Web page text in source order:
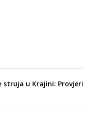
struja u Krajini: Provjeri